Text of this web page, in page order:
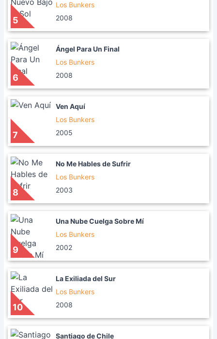
5
Los Bunkers
2008
6
Ángel Para Un Final
Los Bunkers
2008
7
Ven Aquí
Los Bunkers
2005
8
No Me Hables de Sufrir
Los Bunkers
2003
9
Una Nube Cuelga Sobre Mí
Los Bunkers
2002
10
La Exiliada del Sur
Los Bunkers
2008
Santiago de Chile